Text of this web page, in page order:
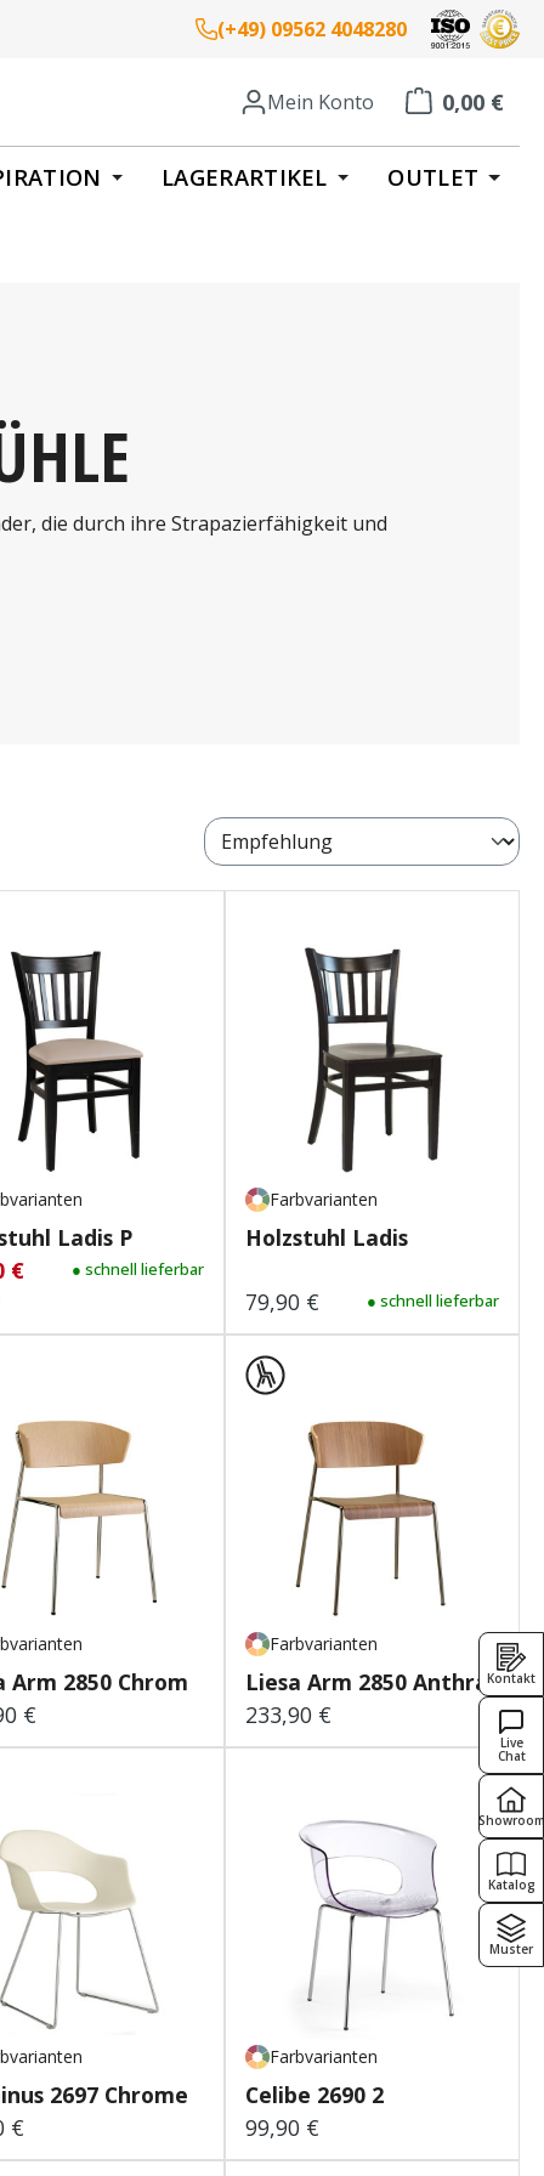
(+49) 09562 4048280
Mein Konto 0,00 €
Warenkorb
LAGERARTIKEL OUTLET
die durch ihre Strapazierfähigkeit und
Ladis P
€
Regulärer Preis:
● schnell lieferbar
Farbvarianten
Holzstuhl Ladis
Regulärer Preis:
79,90 € ● schnell lieferbar
Arm 2850 Chrom
Preis:
€
Farbvarianten
Liesa Arm 2850 Anthrazit
Regulärer Preis:
233,90 €
2697 Chrome
Preis:
€
Farbvarianten
Celibe 2690 2
Regulärer Preis:
99,90 €
Kontakt
Live
Chat
Showroom
Katalog
Muster